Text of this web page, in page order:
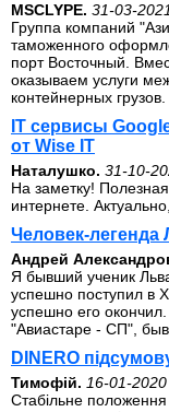
MSCLYPE. 31-03-
Группа компаний
таможенного
порт Восточный.
оказываем услуги
контейнерных грузов.
IT сервисы
от Wise IT
Наталушко. 31-10-
На заметку!
интернете.
Человек-
Андрей
Я бывший ученик
успешно поступил в
успешно его
"Авиастаре - СП",
DINERO
Тимофій. 16-01-
Стабільне